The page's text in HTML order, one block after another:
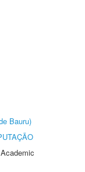
Bauru)